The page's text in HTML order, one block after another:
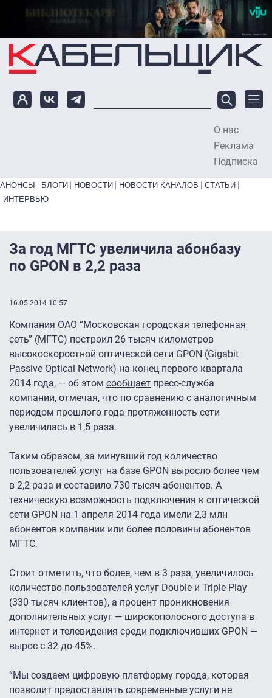
Перейти к основному содержанию
О нас
Реклама
Подписка
Primary links bottom
АНОНСЫ БЛОГИ НОВОСТИ НОВОСТИ КАНАЛОВ
СТАТЬИ
ИНТЕРВЬЮ
За год МГТС увеличила абонбазу
по GPON в 2,2 раза
16.05.2014 10:57
Компания ОАО “Московская городская телефонная
сеть” (МГТС) построил 26 тысяч километров
высокоскоростной оптической сети GPON (Gigabit
Passive Optical Network) на конец первого квартала
2014 года, — об этом сообщает пресс-служба
компании, отмечая, что по сравнению с аналогичным
периодом прошлого года протяженность сети
увеличилась в 1,5 раза.
Таким образом, за минувший год количество
пользователей услуг на базе GPON выросло более чем
в 2,2 раза и составило 730 тысяч абонентов. А
техническую возможность подключения к оптической
сети GPON на 1 апреля 2014 года имели 2,3 млн
абонентов компании или более половины абонентов
МГТС.
Стоит отметить, что более, чем в 3 раза, увеличилось
количество пользователей услуг Double и Triple Play
(330 тысяч клиентов), а процент проникновения
дополнительных услуг — широкополосного доступа в
интернет и телевидения среди подключивших GPON —
вырос с 32 до 45%.
“Мы создаем цифровую платформу города, которая
позволит предоставлять современные услуги не